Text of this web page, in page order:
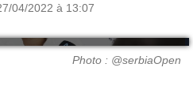
04/2022 à 13:07
Photo : @serbiaOpen